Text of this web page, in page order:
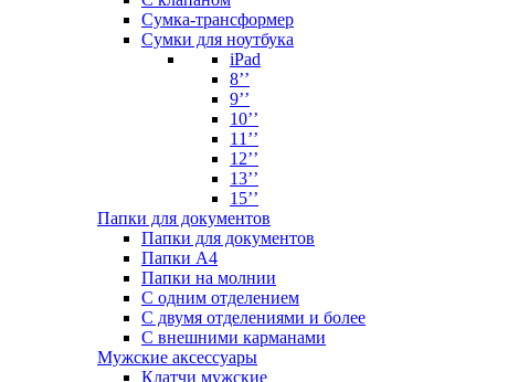
Сумка-трансформер
Сумки для ноутбука
iPad
8’’
9’’
10’’
11’’
12’’
13’’
15’’
Папки для документов
Папки для документов
Папки А4
Папки на молнии
С одним отделением
С двумя отделениями и более
С внешними карманами
Мужские аксессуары
Клатчи мужские